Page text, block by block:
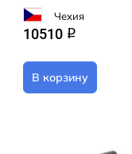
Чехия
10510 q
В корзину